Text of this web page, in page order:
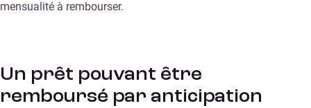
mensualité à rembourser.
Un prêt pouvant être
remboursé par anticipation